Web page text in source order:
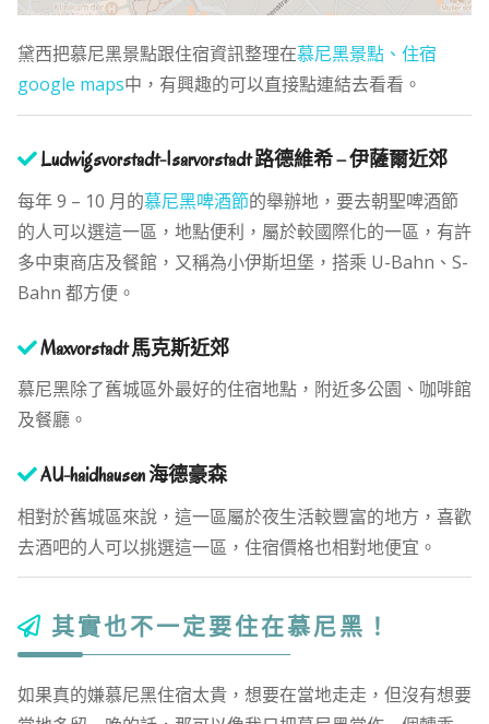
黛西把慕尼黑景點跟住宿資訊整理在慕尼黑景點、住宿
google maps中，有興趣的可以直接點連結去看看。
Ludwigsvorstadt-Isarvorstadt 路德維希 – 伊薩爾近郊
每年 9 – 10 月的慕尼黑啤酒節的舉辦地，要去朝聖啤酒節
的人可以選這一區，地點便利，屬於較國際化的一區，有許
多中東商店及餐館，又稱為小伊斯坦堡，搭乘 U-Bahn、S-
Bahn 都方便。
Maxvorstadt 馬克斯近郊
慕尼黑除了舊城區外最好的住宿地點，附近多公園、咖啡館
及餐廳。
AU-haidhausen 海德豪森
相對於舊城區來說，這一區屬於夜生活較豐富的地方，喜歡
去酒吧的人可以挑選這一區，住宿價格也相對地便宜。
其實也不一定要住在慕尼黑！
如果真的嫌慕尼黑住宿太貴，想要在當地走走，但沒有想要